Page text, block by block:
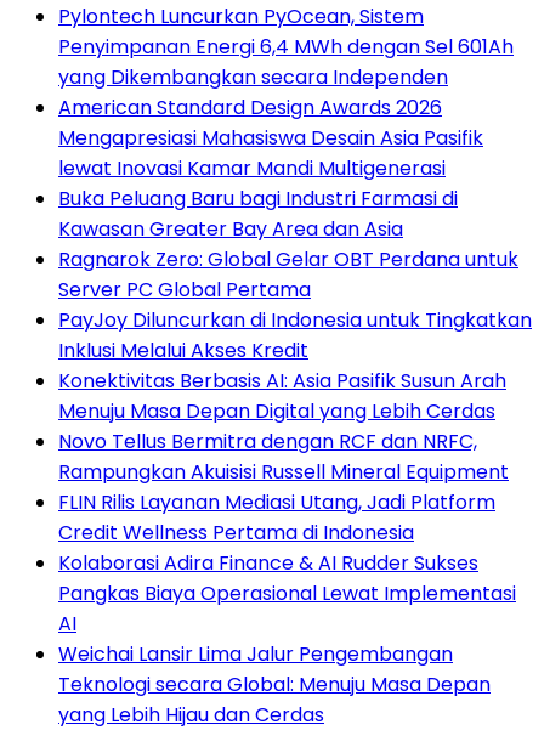
Pylontech Luncurkan PyOcean, Sistem
Penyimpanan Energi 6,4 MWh dengan Sel 601Ah
yang Dikembangkan secara Independen
American Standard Design Awards 2026
Mengapresiasi Mahasiswa Desain Asia Pasifik
lewat Inovasi Kamar Mandi Multigenerasi
Buka Peluang Baru bagi Industri Farmasi di
Kawasan Greater Bay Area dan Asia
Ragnarok Zero: Global Gelar OBT Perdana untuk
Server PC Global Pertama
PayJoy Diluncurkan di Indonesia untuk Tingkatkan
Inklusi Melalui Akses Kredit
Konektivitas Berbasis AI: Asia Pasifik Susun Arah
Menuju Masa Depan Digital yang Lebih Cerdas
Novo Tellus Bermitra dengan RCF dan NRFC,
Rampungkan Akuisisi Russell Mineral Equipment
FLIN Rilis Layanan Mediasi Utang, Jadi Platform
Credit Wellness Pertama di Indonesia
Kolaborasi Adira Finance & AI Rudder Sukses
Pangkas Biaya Operasional Lewat Implementasi
AI
Weichai Lansir Lima Jalur Pengembangan
Teknologi secara Global: Menuju Masa Depan
yang Lebih Hijau dan Cerdas